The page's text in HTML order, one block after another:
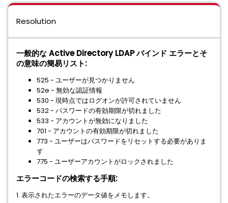
Resolution
一般的な Active Directory LDAP バインド エラーとそ
の意味の簡易リスト:
525 - ユーザーが見つかりません
52e - 無効な認証情報
530 - 現時点ではログオンが許可されていません
532 - パスワードの有効期限が切れました
533 - アカウントが無効になりました
701 - アカウントの有効期限が切れました
773 - ユーザーはパスワードをリセットする必要がありま
す
775 - ユーザーアカウントがロックされました
エラーコードの検索する手順:
1. 表示されたエラーのデータ値をメモします。